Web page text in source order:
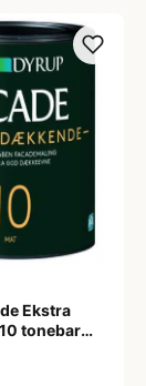
Ekstra
tonebar